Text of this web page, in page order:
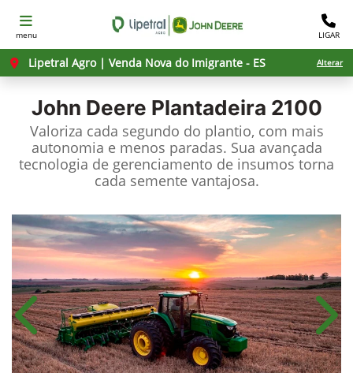
menu LIGAR
Lipetral Agro | Venda Nova do Imigrante - ES Alterar
John Deere Plantadeira 2100
Valoriza cada segundo do plantio, com mais
autonomia e menos paradas. Sua avançada
tecnologia de gerenciamento de insumos torna
cada semente vantajosa.
Anterior